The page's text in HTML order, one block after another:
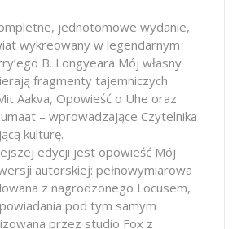
jednotomowe wydanie,
wykreowany w legendarnym
B. Longyeara Mój własny
fragmenty tajemniczych
Aakva, Opowieść o Uhe oraz
– wprowadzające Czytelnika
kulturę.
edycji jest opowieść Mój
autorskiej: pełnowymiarowa
z nagrodzonego Locusem,
pod tym samym
przez studio Fox z